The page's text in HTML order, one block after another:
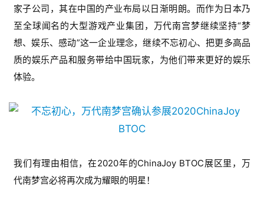
游
茶
对
接
站
家子公司，其在中国的产业布局以日渐明朗。而作为日本乃
至全球闻名的大型游戏产业集团，万代南宫梦继续坚持“梦
想、娱乐、感动”这一企业理念，继续不忘初心、把更多高品
质的娱乐产品和服务带给中国玩家，为他们带来更好的娱乐
体验。
我们有理由相信，在2020年的ChinaJoy BTOC展区里，万
代南梦宫必将再次成为耀眼的明星！